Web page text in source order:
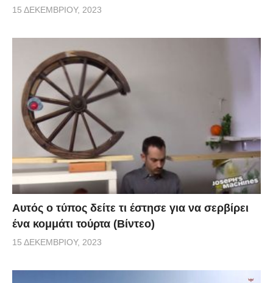
15 ΔΕΚΕΜΒΡΊΟΥ, 2023
Αυτός ο τύπος δείτε τι έστησε για να σερβίρει
ένα κομμάτι τούρτα (Βίντεο)
15 ΔΕΚΕΜΒΡΊΟΥ, 2023